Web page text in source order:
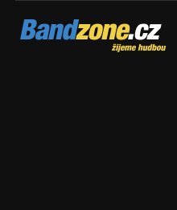
Bandzone.cz
žijeme hudbou